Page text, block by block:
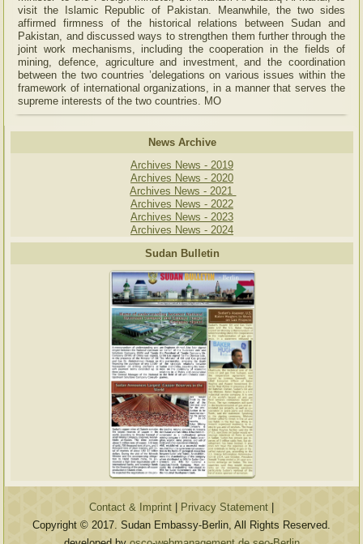
visit the Islamic Republic of Pakistan. Meanwhile, the two sides
affirmed firmness of the historical relations between Sudan and
Pakistan, and discussed ways to strengthen them further through the
joint work mechanisms, including the cooperation in the fields of
mining, defence, agriculture and investment, and the coordination
between the two countries ’delegations on various issues within the
framework of international organizations, in a manner that serves the
supreme interests of the two countries. MO
News Archive
Archives News - 2019
Archives News - 2020
Archives News - 2021
Archives News - 2022
Archives News - 2023
Archives News - 2024
Sudan Bulletin
Contact & Imprint Privacy Statement
Copyright © 2017. Sudan Embassy-Berlin, All Rights Reserved.